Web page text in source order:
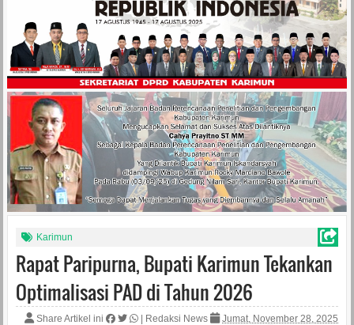
Karimun
Rapat Paripurna, Bupati Karimun Tekankan
Optimalisasi PAD di Tahun 2026
Share Artikel ini Redaksi News
Jumat, November 28, 2025